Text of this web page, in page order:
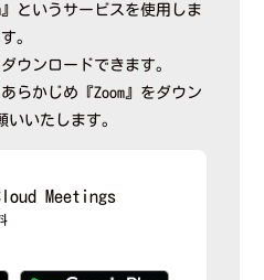
というサービスを使用しま
す。
ダウンロードできます。
らかじめ『Zoom』をダウン
いいたします。
Meetings